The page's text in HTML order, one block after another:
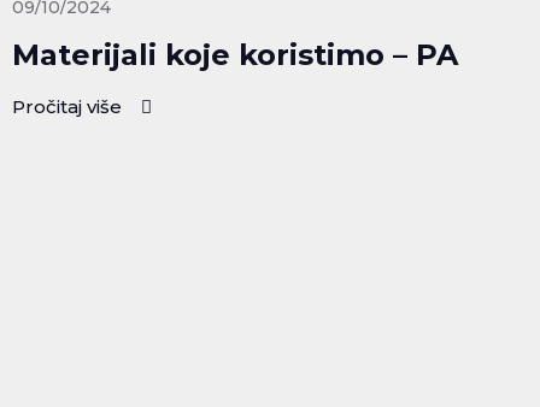
09/10/2024
Materijali koje koristimo – PA
Pročitaj više